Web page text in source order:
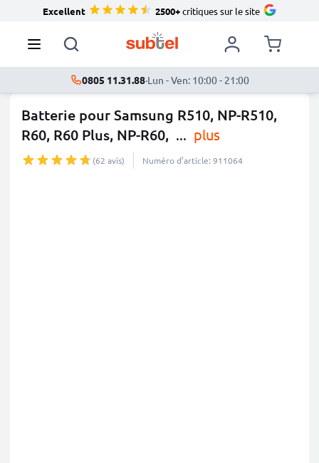
Excellent 2500+critiques sur le site
0805 11.31.88·Lun - Ven: 10:00 - 21:00
Batterie pour Samsung R510, NP-R510,
R60, R60 Plus, NP-R60, ... plus
(62 avis) Numéro d’article: 911064